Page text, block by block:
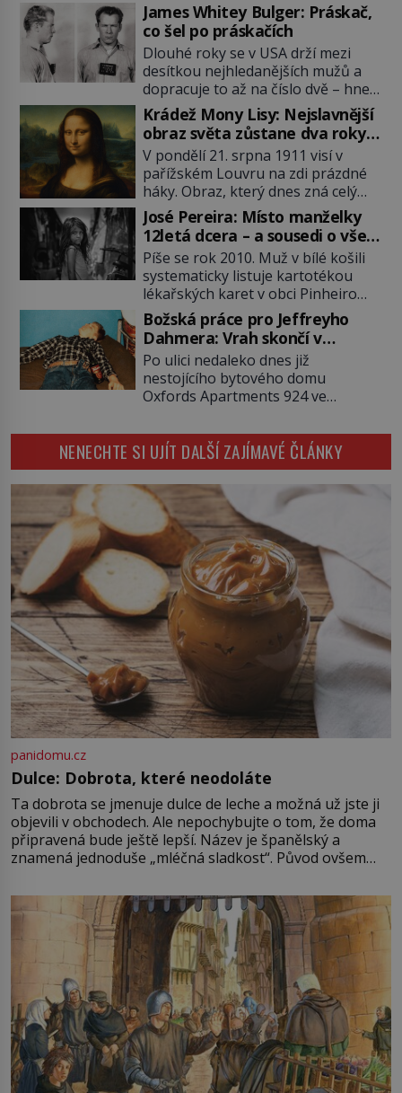
James Whitey Bulger: Práskač,
co šel po práskačích
Dlouhé roky se v USA drží mezi
desítkou nejhledanějších mužů a
dopracuje to až na číslo dvě – hned
po Usámovi bin Ládinovi (1957–
2011). To je James „Whitey“ Bulger
(1929–2018) viněný ze spoluúčasti
na 19 vraždách, vydírání a lichvy. A
samozřejmě, krom toho je ještě
drogový dealer, který neváhá
odstranit z cesty všechny práskače,
zatímco […]
Krádež Mony Lisy: Nejslavnější
obraz světa zůstane dva roky
nezvěstný
V pondělí 21. srpna 1911 visí v
pařížském Louvru na zdi prázdné
háky. Obraz, který dnes zná celý
svět, je pryč. Zpočátku si nikdo
nemyslí, že jde o krádež.
Zaměstnanci jsou přesvědčeni, že
Mona Lisa je jen v restaurátorské
dílně nebo u fotografa. Když se
ukáže pravda, propukne jeden z
největších honů na zloděje v […]
José Pereira: Místo manželky
12letá dcera – a sousedi o všem
vědí!
Píše se rok 2010. Muž v bílé košili
systematicky listuje kartotékou
lékařských karet v obci Pinheiro
ležící asi 20 kilometrů od farmy s
podivínským majitelem. Něco tu
nesedí. Ledaže… Ledaže by ta
mladá dívka z farmy byla ne
manželkou, ale dcerou – a všechny
ty děti byly zplozené v incestu. Na
Božská práce pro Jeffreyho
Dahmera: Vrah skončí v
tratolišti krve ve vězeňských
umývárnách
Po ulici nedaleko dnes již
nestojícího bytového domu
Oxfords Apartments 924 ve
potácí zcela zmatený 14letý
Konerak Sinthasomphone. Když ho
zastaví policejní hlídka, ochable jí
nadiktuje adresu „jeho kamaráda“.
Strážníci ho dopraví zpět do
udaného bytu. Oním „kamarádem“
je ovšem jeden z nejslavnějších
vrahů, Jeffrey Dahmer (1960–1994).
Je 27. května 1991. […]
NENECHTE SI UJÍT DALŠÍ ZAJÍMAVÉ ČLÁNKY
panidomu.cz
Dulce: Dobrota, které neodoláte
Ta dobrota se jmenuje dulce de leche a možná už jste ji
objevili v obchodech. Ale nepochybujte o tom, že doma
připravená bude ještě lepší. Název je španělský a
znamená jednoduše „mléčná sladkost“. Původ ovšem
pře hned několik latinskoamerických zemí a k tomu
Francie, kde se traduje,